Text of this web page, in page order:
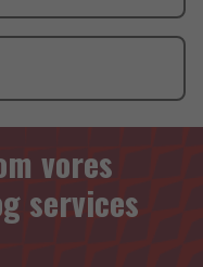
vores
services